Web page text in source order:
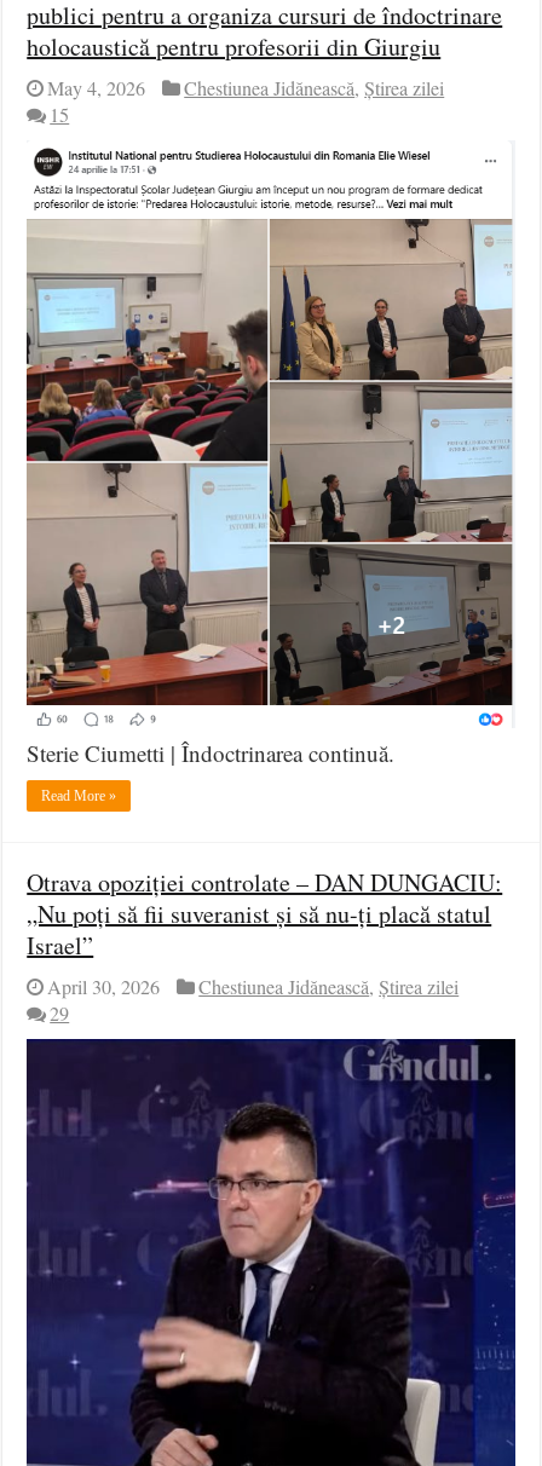
publici pentru a organiza cursuri de îndoctrinare
holocaustică pentru profesorii din Giurgiu
May 4, 2026 Chestiunea Jidănească,Știrea zilei
15
Sterie Ciumetti | Îndoctrinarea continuă.
Read More »
Otrava opoziției controlate – DAN DUNGACIU:
„Nu poți să fii suveranist și să nu-ți placă statul
Israel”
April 30, 2026 Chestiunea Jidănească,Știrea zilei
29